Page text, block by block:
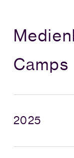
Camps
2025